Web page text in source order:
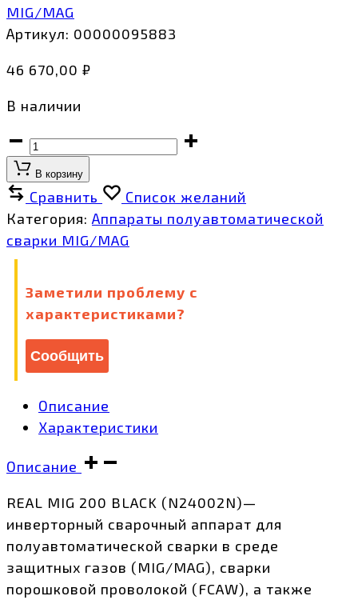
MIG/MAG
Артикул: 00000095883
46 670,00 ₽
В наличии
REAL
MIG
200
BLACK
(N24002N)
количество
В корзину
Сравнить
Список желаний
Категория: Аппараты полуавтоматической
сварки MIG/MAG
Заметили проблему с
характеристиками?
Сообщить
Описание
Характеристики
Описание
REAL MIG 200 BLACK (N24002N)—
инверторный сварочный аппарат для
полуавтоматической сварки в среде
защитных газов (MIG/MAG), сварки
порошковой проволокой (FCAW), а также